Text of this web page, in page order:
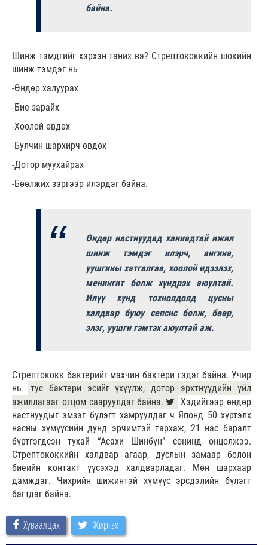
байна.
Шинж тэмдгийг хэрхэн таних вэ? Стрептококкийн шокийн
шинж тэмдэг нь
-Өндөр халуурах
-Бие зарайх
-Хоолой өвдөх
-Булчин шархирч өвдөх
-Дотор муухайрах
-Бөөлжих зэргээр илэрдэг байна.
Өндөр настнуудад ханиадтай ижил
шинж тэмдэг илэрч, ангина,
уушгины хатгалгаа, хоолой идээлэх,
менингит болж хүндрэх аюултай.
Илүү хүнд тохиолдолд цусны
халдвар буюу сепсис болж, бөөр,
элэг, уушги гэмтэх аюултай аж.
Стрептококк бактерийг махчин бактери гэдэг байна. Учир
нь
тус бактери эсийг үхүүлж, дотор эрхтнүүдийн үйл
ажиллагааг огцом сааруулдаг байна.
Хэдийгээр өндөр
настнуудыг эмзэг бүлэгт хамруулдаг ч Японд 50 хүртэлх
насны хүмүүсийн дунд эрчимтэй тархаж, 21 нас баралт
бүртгэгдсэн тухай “Асахи Шинбүн” сонинд онцолжээ.
Стрептококкийн халдвар агаар, дуслын замаар болон
биеийн контакт үүсэхэд халдварладаг. Мөн шархаар
дамждаг. Чихрийн шижинтэй хүмүүс эрсдэлийн бүлэгт
багтдаг байна.
Хуваалцах Жиргэх